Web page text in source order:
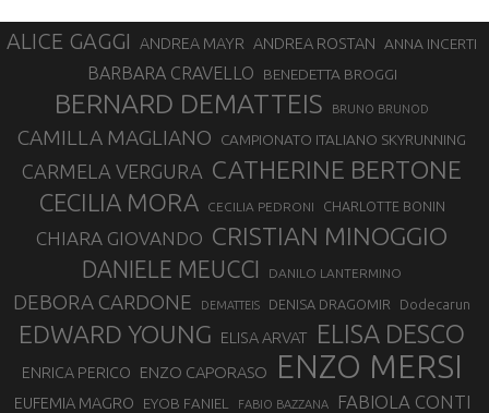
ALICE GAGGI ANDREA MAYR ANDREA ROSTAN ANNA INCERTI
BARBARA CRAVELLO BENEDETTA BROGGI
BERNARD DEMATTEIS BRUNO BRUNOD
CAMILLA MAGLIANO CAMPIONATO ITALIANO SKYRUNNING
CARMELA VERGURA CATHERINE BERTONE
CECILIA MORA CECILIA PEDRONI CHARLOTTE BONIN
CHIARA GIOVANDO CRISTIAN MINOGGIO
DANIELE MEUCCI DANILO LANTERMINO
DEBORA CARDONE DEMATTEIS DENISA DRAGOMIR Dodecarun
EDWARD YOUNG ELISA ARVAT ELISA DESCO
ENRICA PERICO ENZO CAPORASO ENZO MERSI
EUFEMIA MAGRO EYOB FANIEL FABIO BAZZANA FABIOLA CONTI